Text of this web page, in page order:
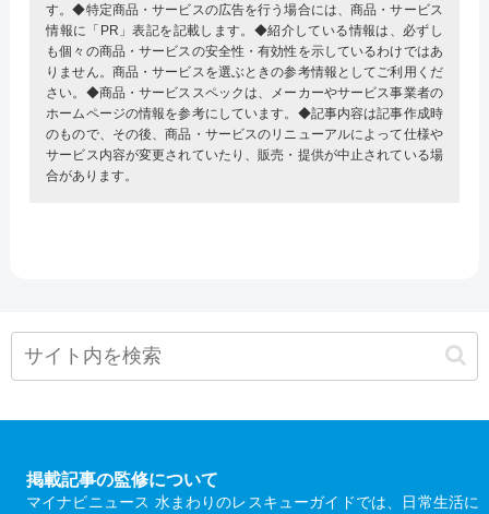
す。◆特定商品・サービスの広告を行う場合には、商品・サービス
情報に「PR」表記を記載します。◆紹介している情報は、必ずし
も個々の商品・サービスの安全性・有効性を示しているわけではあ
りません。商品・サービスを選ぶときの参考情報としてご利用くだ
さい。◆商品・サービススペックは、メーカーやサービス事業者の
ホームページの情報を参考にしています。◆記事内容は記事作成時
のもので、その後、商品・サービスのリニューアルによって仕様や
サービス内容が変更されていたり、販売・提供が中止されている場
合があります。
掲載記事の監修について
マイナビニュース 水まわりのレスキューガイドでは、日常生活に